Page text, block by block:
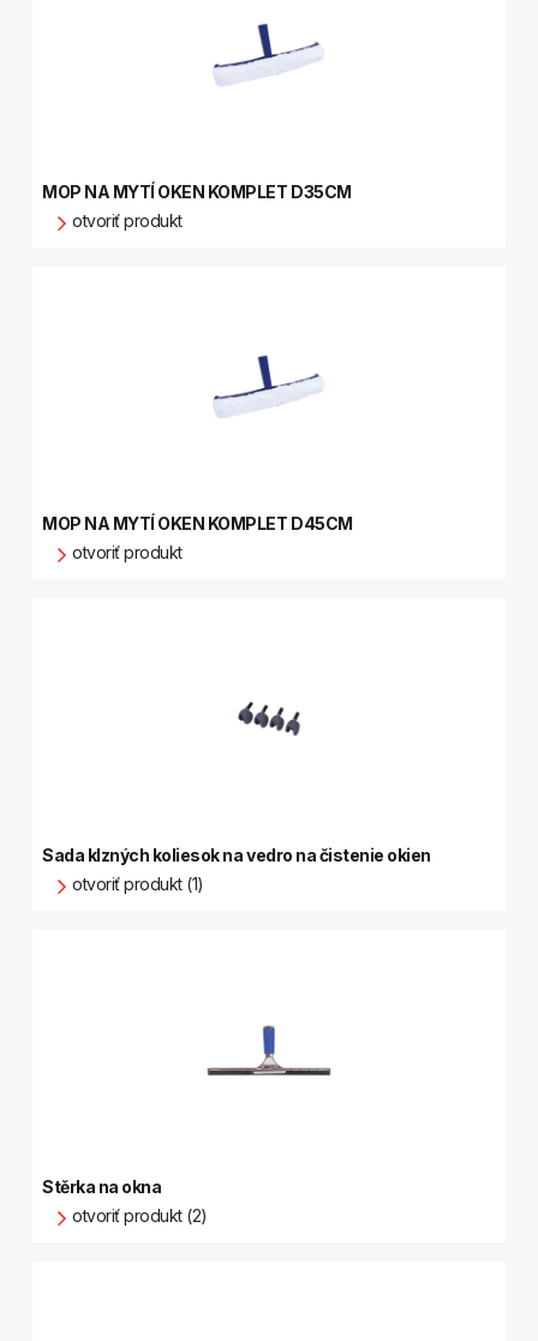
MOP NA MYTÍ OKEN KOMPLET D35CM
otvoriť produkt
MOP NA MYTÍ OKEN KOMPLET D45CM
otvoriť produkt
Sada klzných koliesok na vedro na čistenie okien
otvoriť produkt (1)
Stěrka na okna
otvoriť produkt (2)